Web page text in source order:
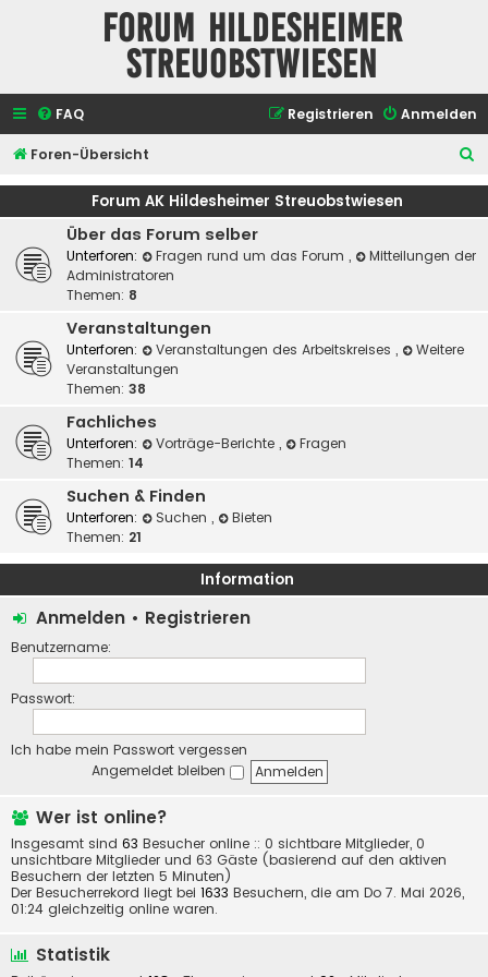
Forum Hildesheimer
Streuobstwiesen
FAQ Anmelden
Registrieren
Foren-Übersicht
u
Forum AK Hildesheimer Streuobstwiesen
Über das Forum selber
Unterforen: Fragen rund um das Forum ,
Mitteilungen der
Administratoren
Themen: 8
Veranstaltungen
Unterforen: Veranstaltungen des Arbeitskreises ,
Weitere
Veranstaltungen
Themen: 38
Fachliches
Unterforen: Vorträge-Berichte ,
Fragen
Themen: 14
Suchen & Finden
Unterforen: Suchen ,
Bieten
Themen: 21
Information
Anmelden • Registrieren
Benutzername:
Passwort:
Ich habe mein Passwort vergessen
Angemeldet bleiben
Wer ist online?
Insgesamt sind 63 Besucher online :: 0 sichtbare Mitglieder, 0
unsichtbare Mitglieder und 63 Gäste (basierend auf den aktiven
Besuchern der letzten 5 Minuten)
Der Besucherrekord liegt bei 1633 Besuchern, die am Do 7. Mai 2026,
01:24 gleichzeitig online waren.
Statistik